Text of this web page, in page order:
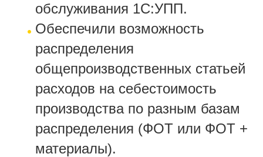
обслуживания 1С:УПП.
Обеспечили возможность
распределения
общепроизводственных статьей
расходов на себестоимость
производства по разным базам
распределения (ФОТ или ФОТ +
материалы).